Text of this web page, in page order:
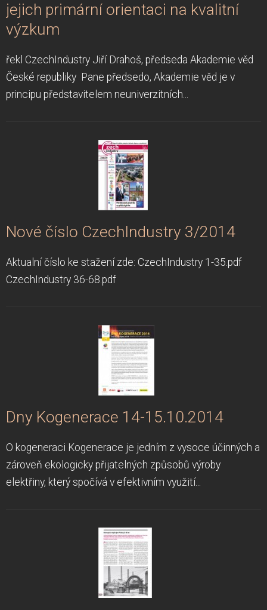
jejich primární orientaci na kvalitní
výzkum
řekl CzechIndustry Jiří Drahoš, předseda Akademie věd
České republiky Pane předsedo, Akademie věd je v
principu představitelem neuniverzitních...
Nové číslo CzechIndustry 3/2014
Aktualní číslo ke stažení zde: CzechIndustry 1-35.pdf
CzechIndustry 36-68.pdf
Dny Kogenerace 14-15.10.2014
O kogeneraci Kogenerace je jedním z vysoce účinných a
zároveň ekologicky přijatelných způsobů výroby
elektřiny, který spočívá v efektivním využití...